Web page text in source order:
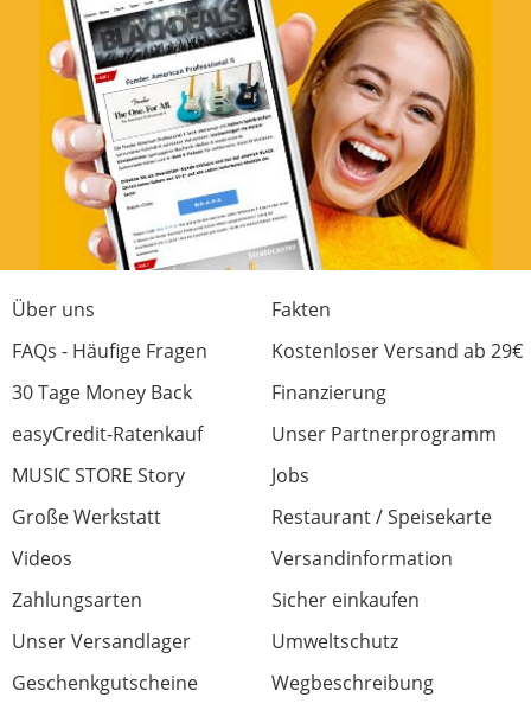
Über uns
Fakten
FAQs - Häufige Fragen
Kostenloser Versand ab 29€
30 Tage Money Back
Finanzierung
easyCredit-Ratenkauf
Unser Partnerprogramm
MUSIC STORE Story
Jobs
Große Werkstatt
Restaurant / Speisekarte
Videos
Versandinformation
Zahlungsarten
Sicher einkaufen
Unser Versandlager
Umweltschutz
Geschenkgutscheine
Wegbeschreibung